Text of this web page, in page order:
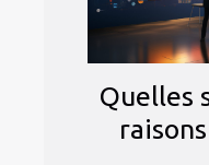
Quelles